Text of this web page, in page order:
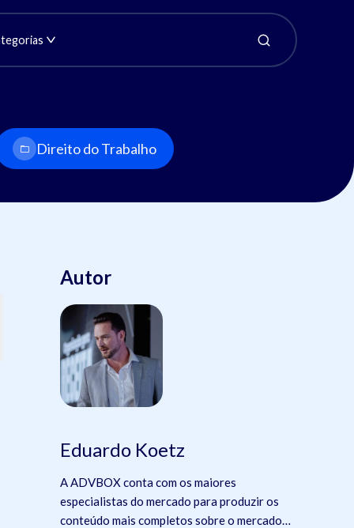
Direito do Trabalho
Autor
Eduardo Koetz
A ADVBOX conta com os maiores
especialistas do mercado para produzir os
conteúdo mais completos sobre o mercado